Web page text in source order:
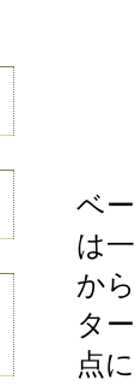
ベ
は
か
タ
点